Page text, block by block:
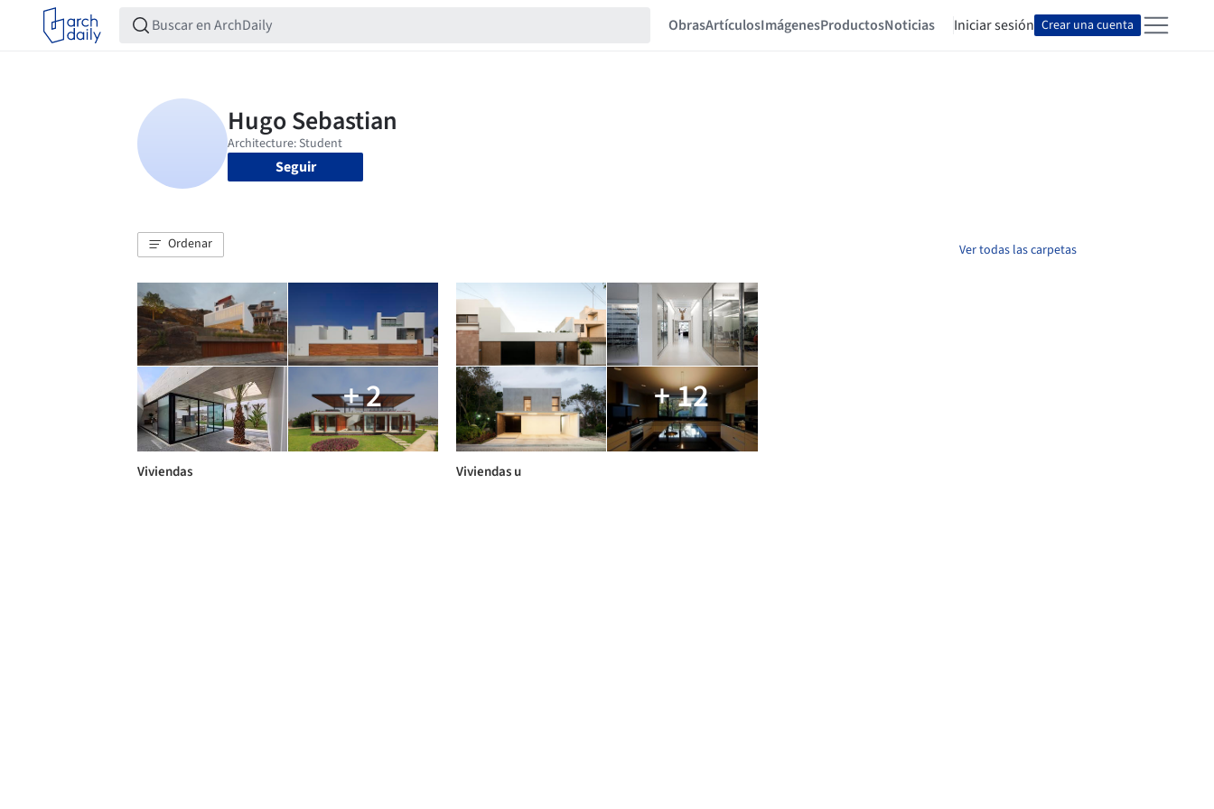
ObrasArtículosImágenesProductosNoticias Iniciar sesión Crear una cuenta
Seguir
Ordenar Ver todas las carpetas
+ 2
Viviendas
+ 12
Viviendas u